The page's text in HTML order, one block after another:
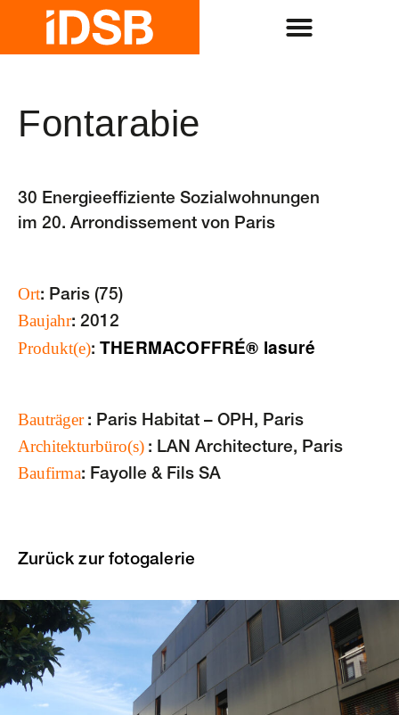
Fontarabie
30 Energieeffiziente Sozialwohnungen
im 20. Arrondissement von Paris
Ort: Paris (75)
Baujahr: 2012
Produkt(e): THERMACOFFRÉ® lasuré
Bauträger : Paris Habitat – OPH, Paris
Architekturbüro(s) : LAN Architecture, Paris
Baufirma: Fayolle & Fils SA
Zurück zur fotogalerie